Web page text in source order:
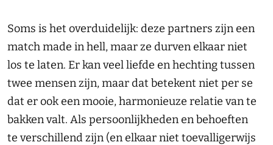
Soms is het overduidelijk: deze partners zijn een
match made in hell, maar ze durven elkaar niet
los te laten. Er kan veel liefde en hechting tussen
twee mensen zijn, maar dat betekent niet per se
dat er ook een mooie, harmonieuze relatie van te
bakken valt. Als persoonlijkheden en behoeften
te verschillend zijn (en elkaar niet toevalligerwijs